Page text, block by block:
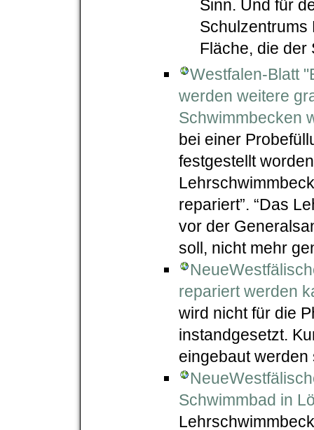
Sinn. Und für
Schulzentrums
Fläche, die der
Westfalen-Blatt
werden weitere
Schwimmbecken
bei einer
festgestellt
repariert”. “Das
vor der
soll, nicht mehr
repariert werden
wird nicht für die
instandgesetzt.
eingebaut werden
Schwimmbad in